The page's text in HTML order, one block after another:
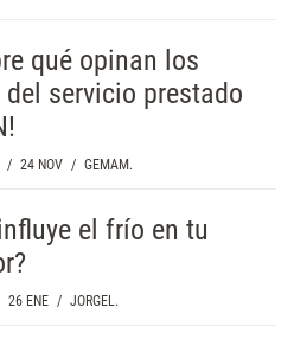
qué opinan los
servicio prestado
/ 24 NOV / GEMAM.
el frío en tu
26 ENE / JORGEL.